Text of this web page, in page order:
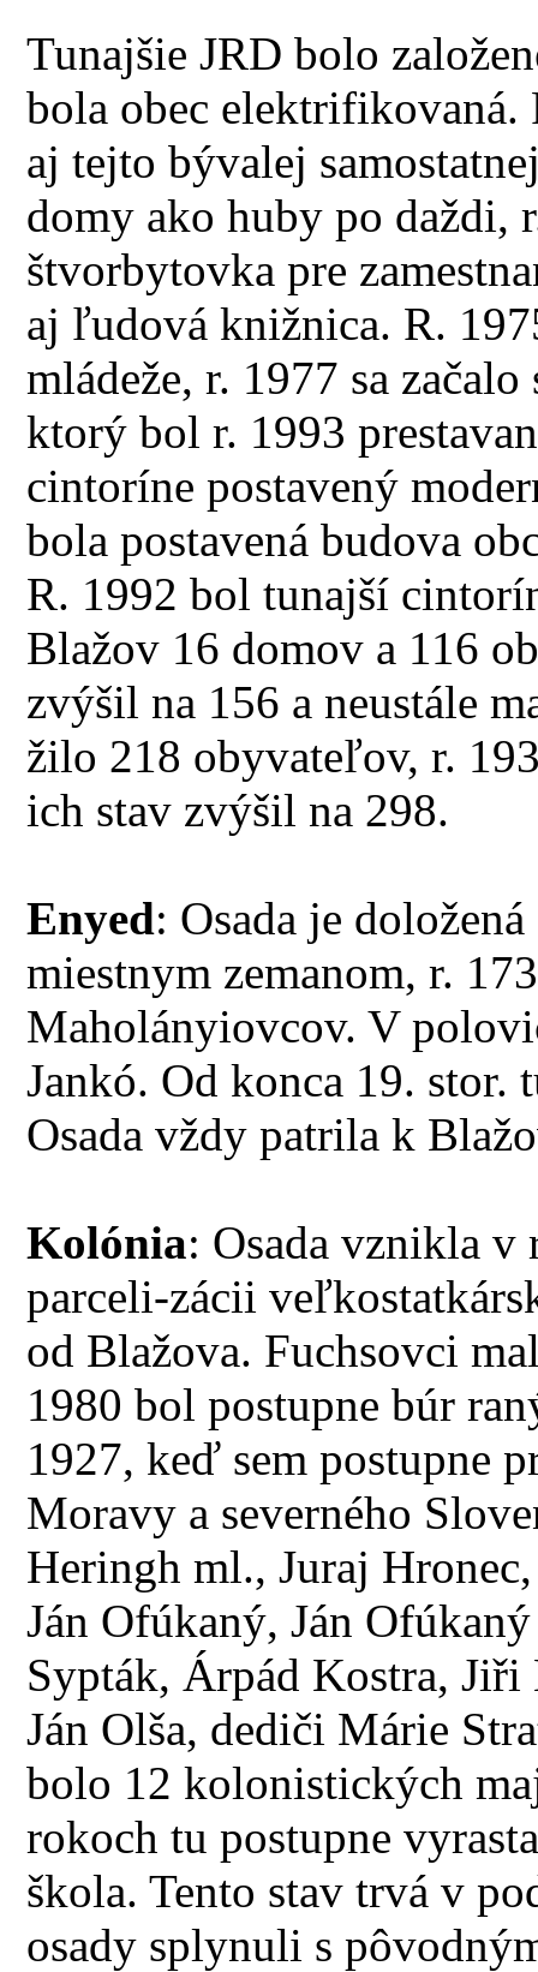
Tunajšie JRD bolo
bola obec elektrifikovaná.
aj tejto bývalej
domy ako huby po daždi,
štvorbytovka pre
aj ľudová knižnica. R.
mládeže, r. 1977 sa
ktorý bol r. 1993
cintoríne postavený
bola postavená budova
R. 1992 bol tunajší
Blažov 16 domov a 116
zvýšil na 156 a neustále
žilo 218 obyvateľov, r.
ich stav zvýšil na 298.
Enyed: Osada je doložená
miestnym zemanom, r.
Maholányiovcov. V
Jankó. Od konca 19.
Osada vždy patrila k
Kolónia: Osada vznikla
parceli-zácii
od Blažova. Fuchsovci
1980 bol postupne búr
1927, keď sem postupne
Moravy a severného
Heringh ml., Juraj
Ján Ofúkaný, Ján
Sypták, Árpád Kostra,
Ján Olša, dediči Márie
bolo 12 kolonistických
rokoch tu postupne
škola. Tento stav trvá v
osady splynuli s